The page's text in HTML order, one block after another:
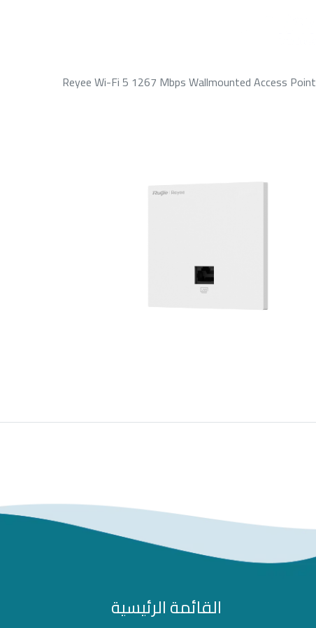
Reyee Wi-Fi 5 1267 Mbps Wallmounted Access Point
القائمة الرئيسية